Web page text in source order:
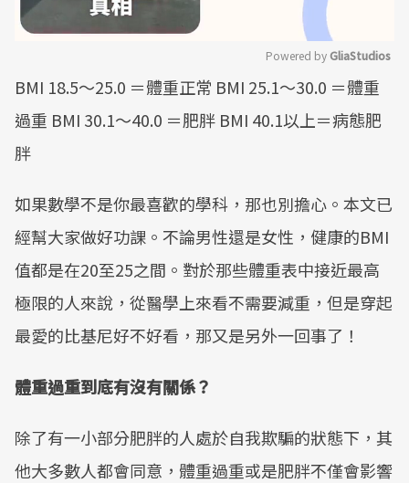
Mute
Powered by GliaStudios
BMI 18.5～25.0 ＝體重正常 BMI 25.1～30.0 ＝體重
過重 BMI 30.1～40.0 ＝肥胖 BMI 40.1以上＝病態肥
胖
如果數學不是你最喜歡的學科，那也別擔心。本文已
經幫大家做好功課。不論男性還是女性，健康的BMI
值都是在20至25之間。對於那些體重表中接近最高
極限的人來說，從醫學上來看不需要減重，但是穿起
最愛的比基尼好不好看，那又是另外一回事了！
體重過重到底有沒有關係？
除了有一小部分肥胖的人處於自我欺騙的狀態下，其
他大多數人都會同意，體重過重或是肥胖不僅會影響